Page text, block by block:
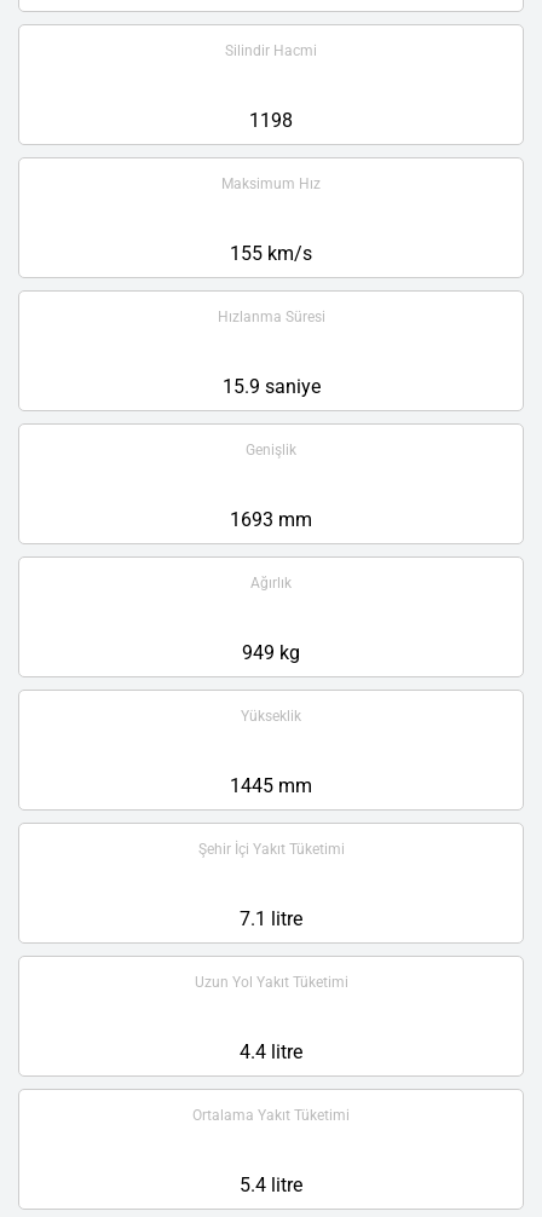
Silindir Hacmi
1198
Maksimum Hız
155 km/s
Hızlanma Süresi
15.9 saniye
Genişlik
1693 mm
Ağırlık
949 kg
Yükseklik
1445 mm
Şehir İçi Yakıt Tüketimi
7.1 litre
Uzun Yol Yakıt Tüketimi
4.4 litre
Ortalama Yakıt Tüketimi
5.4 litre